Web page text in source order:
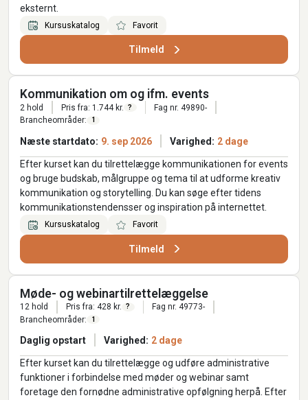
eksternt.
Kursuskatalog Favorit
Tilmeld
Kommunikation om og ifm. events
2 hold Pris fra: 1.744 kr. ?
Fag nr. 49890-
Brancheområder:
1
Næste startdato: 9. sep 2026 Varighed: 2 dage
Efter kurset kan du tilrettelægge kommunikationen for events
og bruge budskab, målgruppe og tema til at udforme kreativ
kommunikation og storytelling. Du kan søge efter tidens
kommunikationstendensser og inspiration på internettet.
Kursuskatalog Favorit
Tilmeld
Møde- og webinartilrettelæggelse
12 hold Pris fra: 428 kr. ?
Fag nr. 49773-
Brancheområder:
1
Daglig opstart Varighed: 2 dage
Efter kurset kan du tilrettelægge og udføre administrative
funktioner i forbindelse med møder og webinar samt
foretage den fornødne administrative opfølgning herpå. Efter